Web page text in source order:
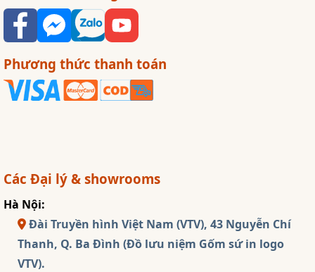
Phương thức thanh toán
Các Đại lý & showrooms
Hà Nội:
Đài Truyền hình Việt Nam (VTV), 43 Nguyễn Chí
Thanh, Q. Ba Đình (Đồ lưu niệm Gốm sứ in logo
VTV).